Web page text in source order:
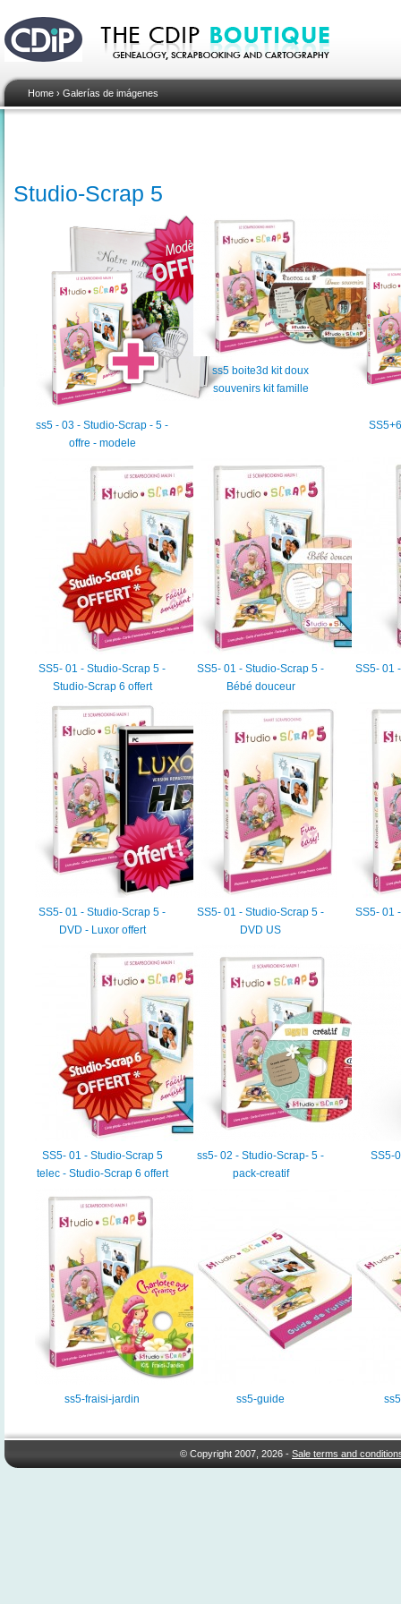
Home › Galerías de imágenes
Studio-Scrap 5
ss5 - 03 - Studio-Scrap - 5 -
offre - modele
ss5 boite3d kit doux
souvenirs kit famille
SS5- 01 - Studio-Scrap 5 -
Studio-Scrap 6 offert
SS5- 01 - Studio-Scrap 5 -
Bébé douceur
SS5- 01
SS5- 01 - Studio-Scrap 5 -
DVD - Luxor offert
SS5- 01 - Studio-Scrap 5 -
DVD US
SS5- 01
SS5- 01 - Studio-Scrap 5
telec - Studio-Scrap 6 offert
ss5- 02 - Studio-Scrap- 5 -
pack-creatif
SS5-
ss5-fraisi-jardin ss5-guide
© Copyright 2007, 2026 -Sale terms and